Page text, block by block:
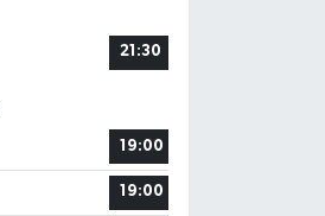
21:30
19:00
19:00